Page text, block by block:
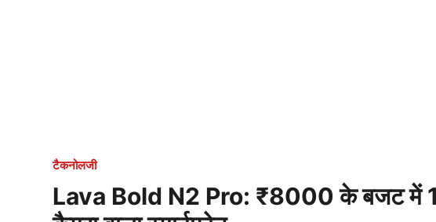
टैकनोलजी
Lava Bold N2 Pro: ₹8000 के बजट में